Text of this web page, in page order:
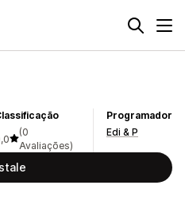
(0
Avaliações)
Programador
Edi & P